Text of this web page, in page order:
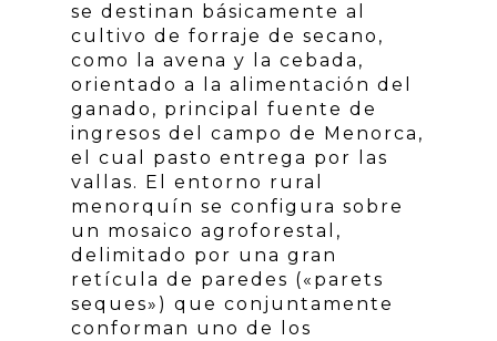
se destinan básicamente al
cultivo de forraje de secano,
como la avena y la cebada,
orientado a la alimentación del
ganado, principal fuente de
ingresos del campo de Menorca,
el cual pasto entrega por las
vallas. El entorno rural
menorquín se configura sobre
un mosaico agroforestal,
delimitado por una gran
retícula de paredes («parets
seques») que conjuntamente
conforman uno de los